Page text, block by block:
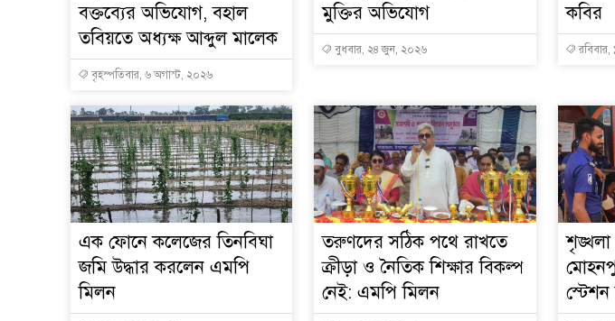
বক্তব্যের অভিযোগ, বহাল
তবিয়তে অধ্যক্ষ আব্দুল মালেক
বৃহস্পতিবার, ৬ অগাস্ট, ২০২৬
মুক্তির অভিযোগ
বুধবার, ২৪ জুন, ২০২৬
কবির
এক ফোনে কলেজের তিনবিঘা
জমি উদ্ধার করলেন এমপি
মিলন
তরুণদের সঠিক পথে রাখতে
ক্রীড়া ও নৈতিক শিক্ষার বিকল্প
নেই: এমপি মিলন
স্টেশন